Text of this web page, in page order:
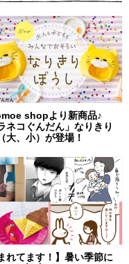
shopより新商品♪
ネコぐんだん」なりきり
大、小）が登場！
れてます！】暑い季節に